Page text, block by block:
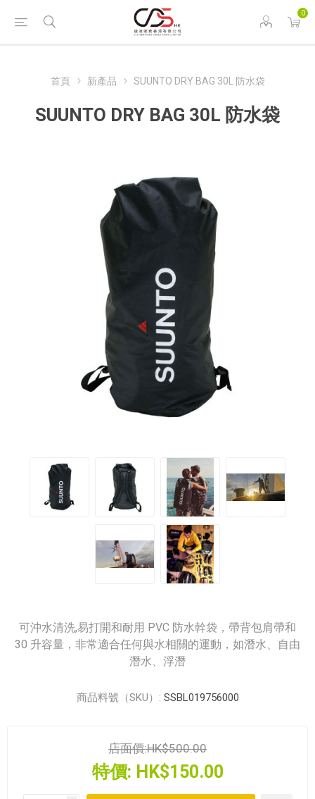
0
首頁 新產品 SUUNTO DRY BAG 30L 防水袋
SUUNTO DRY BAG 30L 防水袋
可沖水清洗,易打開和耐用 PVC 防水幹袋，帶背包肩帶和
30 升容量，非常適合任何與水相關的運動，如潛水、自由
潛水、浮潛
商品料號（SKU）: SSBL019756000
店面價:HK$500.00
特價: HK$150.00